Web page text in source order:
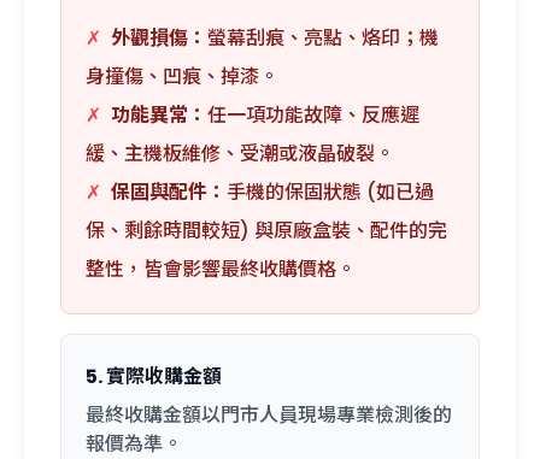
✗ 外觀損傷： 螢幕刮痕、亮點、烙印；機
身撞傷、凹痕、掉漆。
✗ 功能異常： 任一項功能故障、反應遲
緩、主機板維修、受潮或液晶破裂。
✗ 保固與配件： 手機的保固狀態 (如已過
保、剩餘時間較短) 與原廠盒裝、配件的完
整性，皆會影響最終收購價格。
5. 實際收購金額
最終收購金額以門市人員現場專業檢測後的
報價為準。